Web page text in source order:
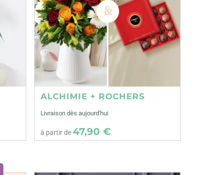
ALCHIMIE + ROCHERS
Livraison dès aujourd'hui
à partir de47,90 €